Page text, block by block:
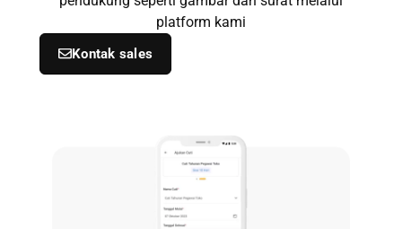
platform kami
Kontak sales